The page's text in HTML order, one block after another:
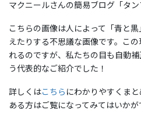
マクニールさんの簡易ブログ「タン
こちらの画像は人によって「青と
えたりする不思議な画像です。こ
れるのですが、私たちの目も自動
う代表的なご紹介でした！
詳しくはこちら にわかりやすくま
ある方はご覧になってみてはいかが